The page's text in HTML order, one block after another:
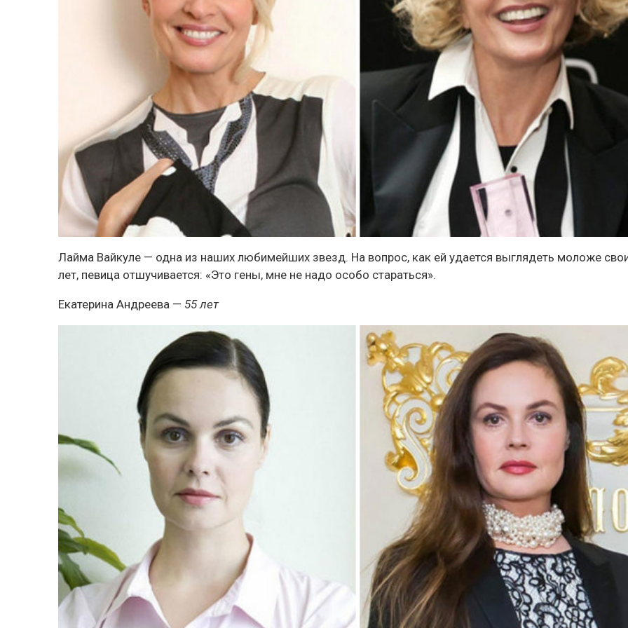
Лайма Вайкуле — одна из наших любимейших звезд. На вопрос, как ей удается выглядеть моложе
лет, певица отшучивается: «Это гены, мне не надо особо стараться».
Екатерина Андреева — 55 лет